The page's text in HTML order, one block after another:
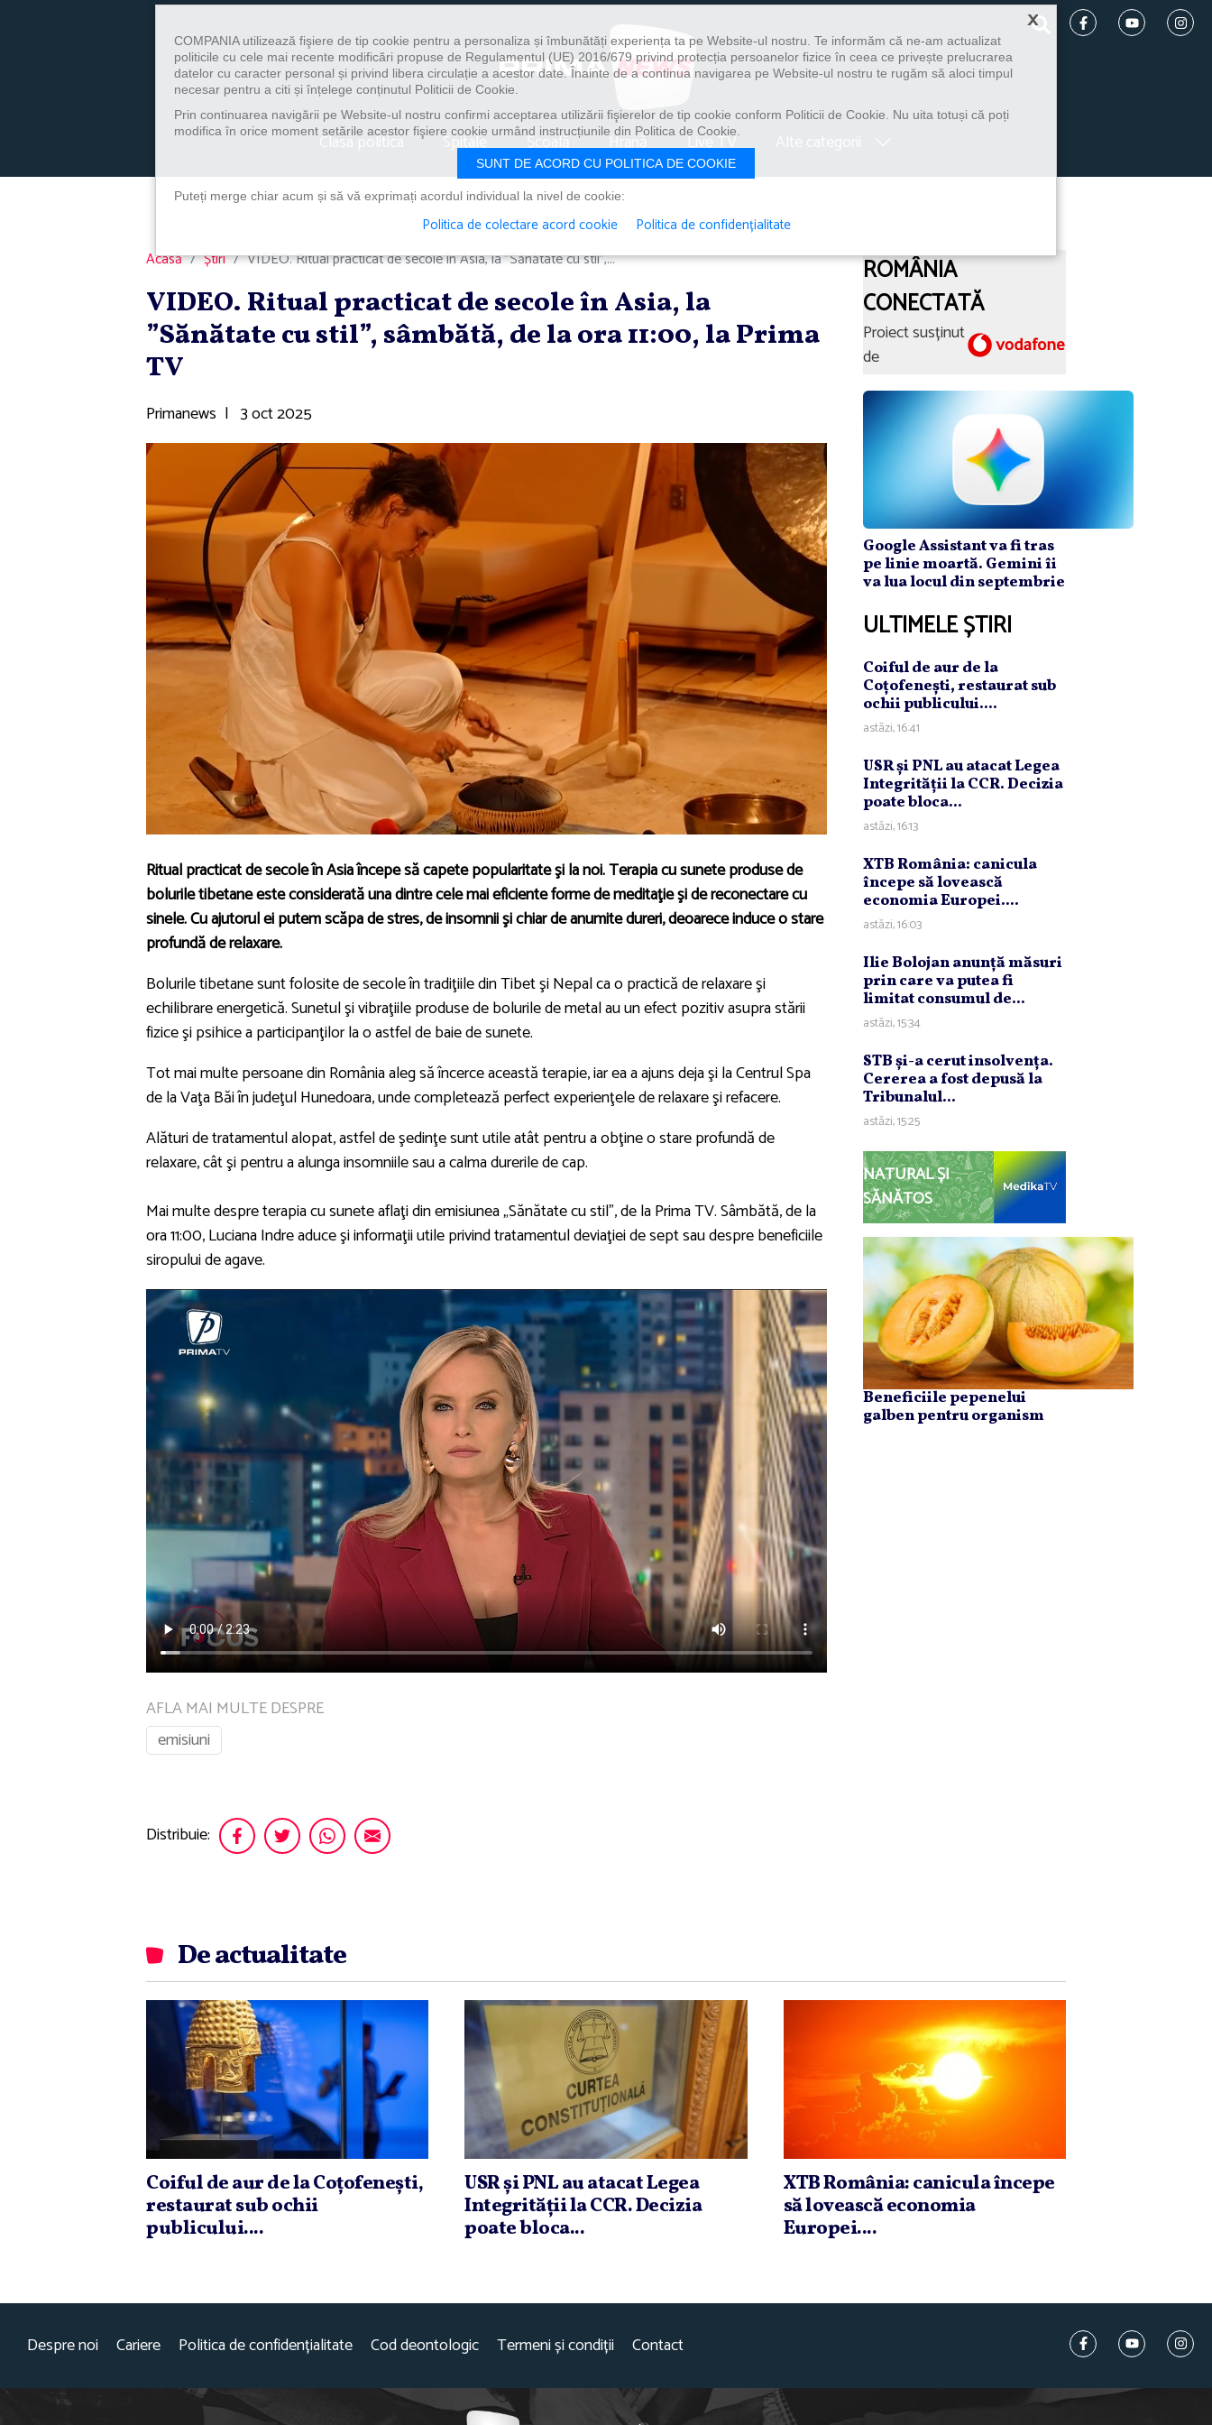
Clasa politica Spitale Școală Hrană Live TV
Acasă Știri VIDEO. Ritual practicat de secole în Asia, la ”Sănătate cu stil”,...
VIDEO. Ritual practicat de secole în Asia, la
”Sănătate cu stil”, sâmbătă, de la ora 11:00, la Prima
TV
Primanews | 3 oct 2025
Ritual practicat de secole în Asia începe să capete popularitate şi la noi. Terapia cu sunete produse de
bolurile tibetane este considerată una dintre cele mai eficiente forme de meditaţie şi de reconectare cu
sinele. Cu ajutorul ei putem scăpa de stres, de insomnii şi chiar de anumite dureri, deoarece induce o stare
profundă de relaxare.
Bolurile tibetane sunt folosite de secole în tradiţiile din Tibet şi Nepal ca o practică de relaxare şi
echilibrare energetică. Sunetul şi vibraţiile produse de bolurile de metal au un efect pozitiv asupra stării
fizice şi psihice a participanţilor la o astfel de baie de sunete.
Tot mai multe persoane din România aleg să încerce această terapie, iar ea a ajuns deja şi la Centrul Spa
de la Vaţa Băi în judeţul Hunedoara, unde completează perfect experienţele de relaxare şi refacere.
Alături de tratamentul alopat, astfel de şedinţe sunt utile atât pentru a obţine o stare profundă de
relaxare, cât şi pentru a alunga insomniile sau a calma durerile de cap.
Mai multe despre terapia cu sunete aflaţi din emisiunea „Sănătate cu stil”, de la Prima TV. Sâmbătă, de la
ora 11:00, Luciana Indre aduce şi informaţii utile privind tratamentul deviaţiei de sept sau despre beneficiile
siropului de agave.
AFLA MAI MULTE DESPRE
emisiuni
Distribuie:
ROMÂNIA
CONECTATĂ
Proiect susținut
de
Google Assistant va fi tras
pe linie moartă. Gemini îi
va lua locul din septembrie
ULTIMELE ȘTIRI
Coiful de aur de la
Coţofeneşti, restaurat sub
ochii publicului....
astăzi, 16:41
USR şi PNL au atacat Legea
Integrităţii la CCR. Decizia
poate bloca...
astăzi, 16:13
XTB România: canicula
începe să lovească
economia Europei....
astăzi, 16:03
Ilie Bolojan anunţă măsuri
prin care va putea fi
limitat consumul de...
astăzi, 15:34
STB şi-a cerut insolvenţa.
Cererea a fost depusă la
Tribunalul...
astăzi, 15:25
NATURAL ȘI
SĂNĂTOS
Beneficiile pepenelui
galben pentru organism
De actualitate
Coiful de aur de la Coţofeneşti,
restaurat sub ochii
publicului....
USR şi PNL au atacat Legea
Integrităţii la CCR. Decizia
poate bloca...
XTB România: canicula începe
să lovească economia
Europei....
Despre noi Cariere Politica de confidențialitate Cod deontologic Termeni și condiții Contact
×
COMPANIA utilizează fişiere de tip cookie pentru a personaliza și îmbunătăți experiența ta pe Website-ul nostru. Te informăm că ne-am actualizat
politicile cu cele mai recente modificări propuse de Regulamentul (UE) 2016/679 privind protecția persoanelor fizice în ceea ce privește prelucrarea
datelor cu caracter personal și privind libera circulație a acestor date. Înainte de a continua navigarea pe Website-ul nostru te rugăm să aloci timpul
necesar pentru a citi și înțelege conținutul Politicii de Cookie.
Prin continuarea navigării pe Website-ul nostru confirmi acceptarea utilizării fişierelor de tip cookie conform Politicii de Cookie. Nu uita totuși că poți
modifica în orice moment setările acestor fişiere cookie urmând instrucțiunile din Politica de Cookie.
SUNT DE ACORD CU POLITICA DE COOKIE
Puteți merge chiar acum și să vă exprimați acordul individual la nivel de cookie:
Politica de colectare acord cookie Politica de confidențialitate